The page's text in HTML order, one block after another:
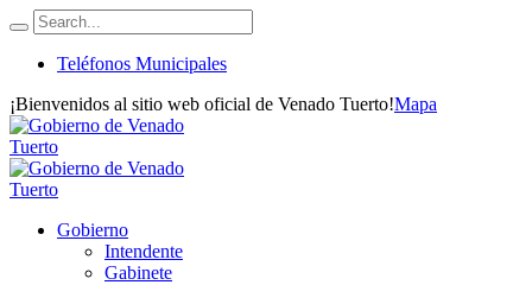
Teléfonos Municipales
¡Bienvenidos al sitio web oficial de Venado Tuerto!Mapa
Gobierno
Intendente
Gabinete